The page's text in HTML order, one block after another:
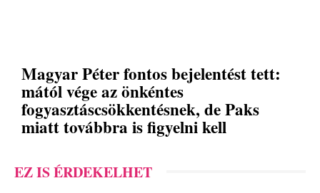
Magyar Péter fontos bejelentést tett:
mától vége az önkéntes
fogyasztáscsökkentésnek, de Paks
miatt továbbra is figyelni kell
EZ IS ÉRDEKELHET